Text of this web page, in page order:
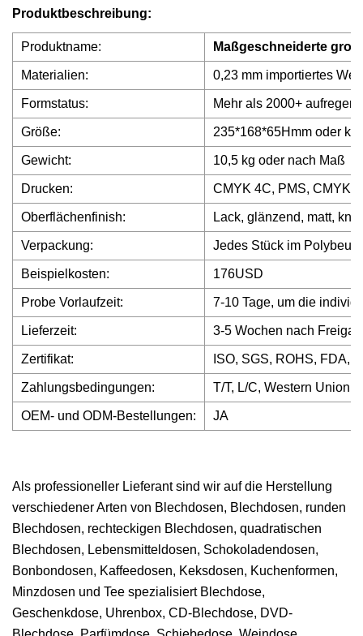
Produktbeschreibung:
Produktname: Maßgeschneiderte
Materialien: 0,23 mm importiertes
Formstatus: Mehr als 2000+
Größe: 235*168*65Hmm oder
Gewicht: 10,5 kg oder nach Maß
Drucken: CMYK 4C, PMS,
Oberflächenfinish: Lack, glänzend, matt,
Verpackung: Jedes Stück im
Beispielkosten: 176USD
Probe Vorlaufzeit: 7-10 Tage, um die
Lieferzeit: 3-5 Wochen nach
Zertifikat: ISO, SGS, ROHS, FDA,
Zahlungsbedingungen: T/T, L/C, Western Union,
OEM- und ODM-Bestellungen: JA
Als professioneller Lieferant sind wir auf die Herstellung
verschiedener Arten von Blechdosen, Blechdosen, runden
Blechdosen, rechteckigen Blechdosen, quadratischen
Blechdosen, Lebensmitteldosen, Schokoladendosen,
Bonbondosen, Kaffeedosen, Keksdosen, Kuchenformen,
Minzdosen und Tee spezialisiert Blechdose,
Geschenkdose, Uhrenbox, CD-Blechdose, DVD-